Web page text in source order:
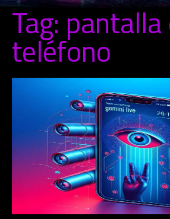
Tag: pantalla
teléfono